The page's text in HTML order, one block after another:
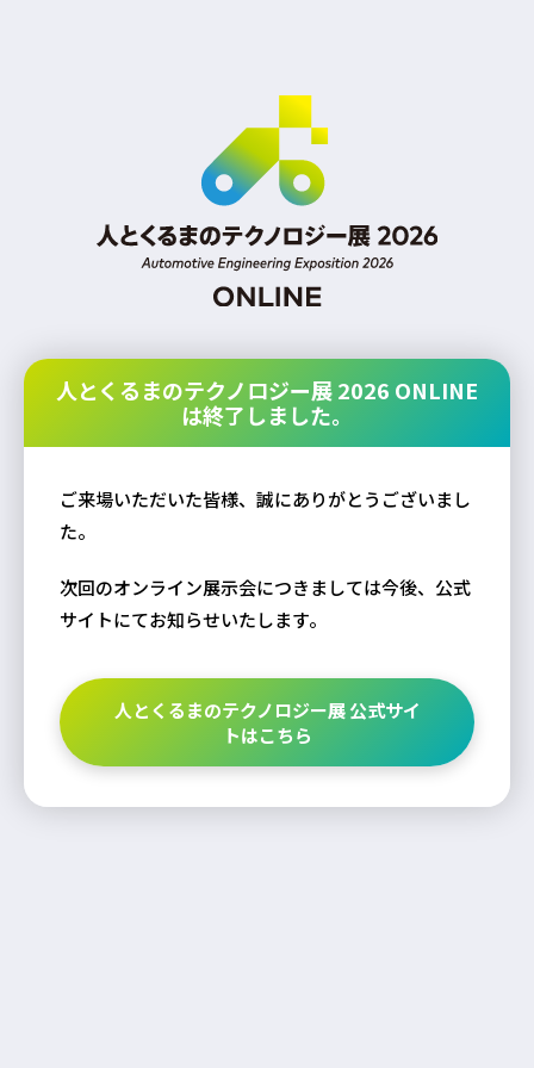
人とくるまのテクノロジー展 2026 ONLINE
は終了しました。
ご来場いただいた皆様、誠にありがとうございまし
た。
次回のオンライン展示会につきましては今後、公式
サイトにてお知らせいたします。
人とくるまのテクノロジー展 公式サイ
トはこちら